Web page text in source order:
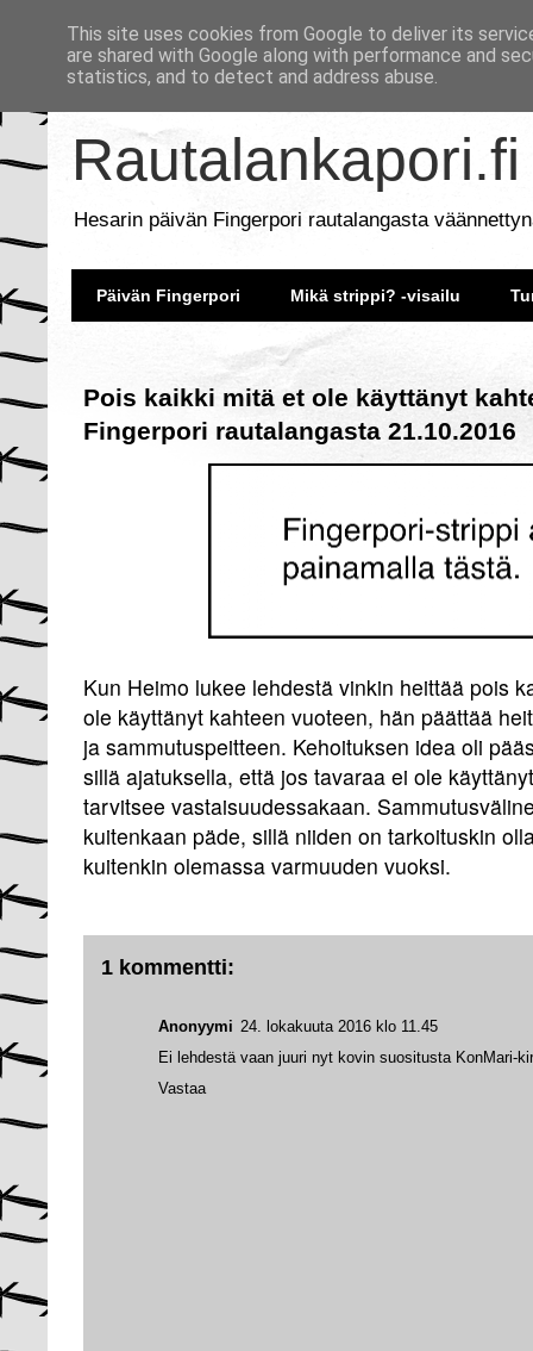
Rautalankapori.fi
Hesarin päivän Fingerpori rautalangasta
Päivän Fingerpori Mikä strippi? -visailu
Pois kaikki mitä et ole käyttänyt
Fingerpori rautalangasta 21.10.2016
Kun Heimo lukee lehdestä vinkin heittää pois
ole käyttänyt kahteen vuoteen, hän päättää
ja sammutuspeitteen. Kehoituksen idea oli
sillä ajatuksella, että jos tavaraa ei ole
tarvitsee vastaisuudessakaan.
kuitenkaan päde, sillä niiden on tarkoituskin
kuitenkin olemassa varmuuden vuoksi.
1 kommentti:
Anonyymi 24. lokakuuta 2016 klo 11.45
Ei lehdestä vaan juuri nyt kovin suositusta KonMari-
Vastaa
This site uses cookies from Google to deliver its
are shared with Google along with performance and
statistics, and to detect and address abuse.